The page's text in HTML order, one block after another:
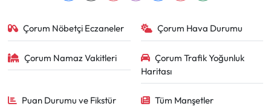
Çorum Nöbetçi Eczaneler Çorum Hava Durumu
Çorum Namaz Vakitleri
Çorum Trafik Yoğunluk
Haritası
Puan Durumu ve Fikstür Tüm Manşetler